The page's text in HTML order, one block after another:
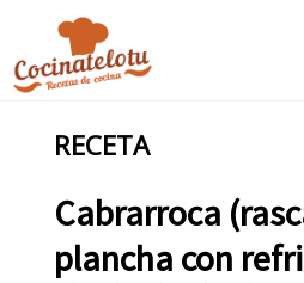
RECETA
Cabrarroca
plancha con